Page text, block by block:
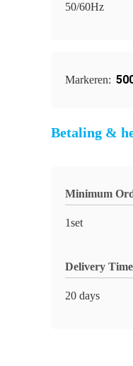
50/60Hz
Markeren:
Betaling &
Minimum
1set
Delivery Time
20 days